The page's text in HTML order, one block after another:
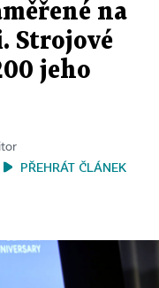
na
Strojové
jeho
PŘEHRÁT ČLÁNEK